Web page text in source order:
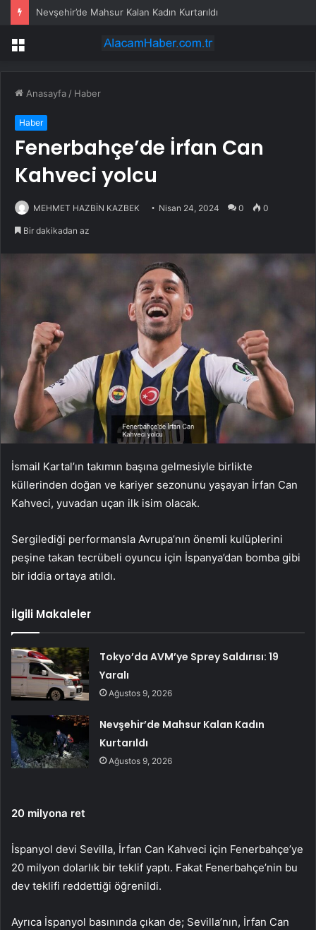
Nevşehir’de Mahsur Kalan Kadın Kurtarıldı
Menü
Anasayfa / Haber
Haber
Fenerbahçe’de İrfan Can
Kahveci yolcu
MEHMET HAZBİN KAZBEK Nisan 24, 2024 0 0
Bir dakikadan az
İsmail Kartal’ın takımın başına gelmesiyle birlikte
küllerinden doğan ve kariyer sezonunu yaşayan İrfan Can
Kahveci, yuvadan uçan ilk isim olacak.
Sergilediği performansla Avrupa’nın önemli kulüplerini
peşine takan tecrübeli oyuncu için İspanya’dan bomba gibi
bir iddia ortaya atıldı.
İlgili Makaleler
Tokyo’da AVM’ye Sprey Saldırısı: 19
Yaralı
Ağustos 9, 2026
Nevşehir’de Mahsur Kalan Kadın
Kurtarıldı
Ağustos 9, 2026
20 milyona ret
İspanyol devi Sevilla, İrfan Can Kahveci için Fenerbahçe’ye
20 milyon dolarlık bir teklif yaptı. Fakat Fenerbahçe’nin bu
dev teklifi reddettiği öğrenildi.
Ayrıca İspanyol basınında çıkan de; Sevilla’nın, İrfan Can